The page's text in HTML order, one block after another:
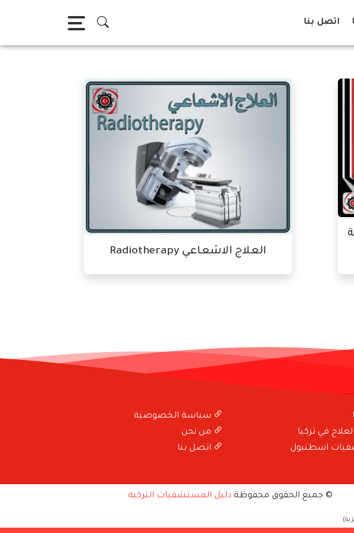
اتصل بنا
العلاج الاشعاعي Radiotherapy
في تركيا
اسطنبول
سياسة الخصوصية
من نحن
اتصل بنا
© جميع الحقوق محفوظة دليل المستشفيات التركية
)